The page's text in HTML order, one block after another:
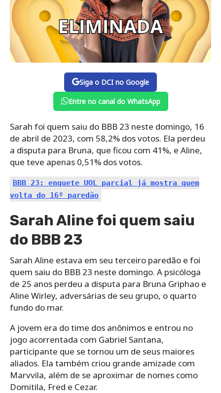
Siga o DCI no Google
Entre no canal do WhatsApp
Sarah foi quem saiu do BBB 23 neste domingo, 16
de abril de 2023, com 58,2% dos votos. Ela perdeu
a disputa para Bruna, que ficou com 41%, e Aline,
que teve apenas 0,51% dos votos.
BBB 23: enquete UOL parcial já mostra quem
volta do 16º paredão
Sarah Aline foi quem saiu
do BBB 23
Sarah Aline estava em seu terceiro paredão e foi
quem saiu do BBB 23 neste domingo. A psicóloga
de 25 anos perdeu a disputa para Bruna Griphao e
Aline Wirley, adversárias de seu grupo, o quarto
fundo do mar.
A jovem era do time dos anônimos e entrou no
jogo acorrentada com Gabriel Santana,
participante que se tornou um de seus maiores
aliados. Ela também criou grande amizade com
Marvvila, além de se aproximar de nomes como
Domitila, Fred e Cezar.